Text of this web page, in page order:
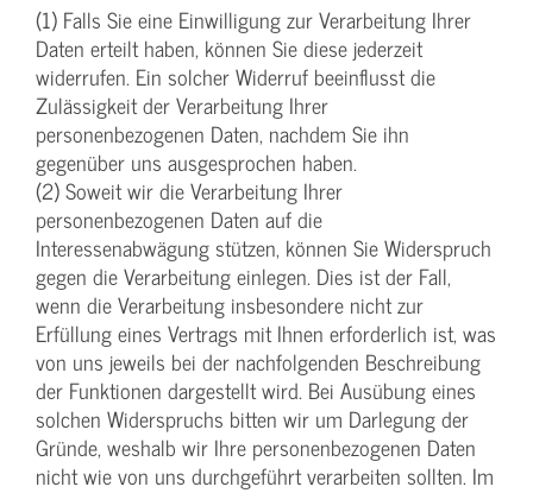
(1) Falls Sie eine Einwilligung zur Verarbeitung Ihrer
Daten erteilt haben, können Sie diese jederzeit
widerrufen. Ein solcher Widerruf beeinflusst die
Zulässigkeit der Verarbeitung Ihrer
personenbezogenen Daten, nachdem Sie ihn
gegenüber uns ausgesprochen haben.
(2) Soweit wir die Verarbeitung Ihrer
personenbezogenen Daten auf die
Interessenabwägung stützen, können Sie Widerspruch
gegen die Verarbeitung einlegen. Dies ist der Fall,
wenn die Verarbeitung insbesondere nicht zur
Erfüllung eines Vertrags mit Ihnen erforderlich ist, was
von uns jeweils bei der nachfolgenden Beschreibung
der Funktionen dargestellt wird. Bei Ausübung eines
solchen Widerspruchs bitten wir um Darlegung der
Gründe, weshalb wir Ihre personenbezogenen Daten
nicht wie von uns durchgeführt verarbeiten sollten. Im